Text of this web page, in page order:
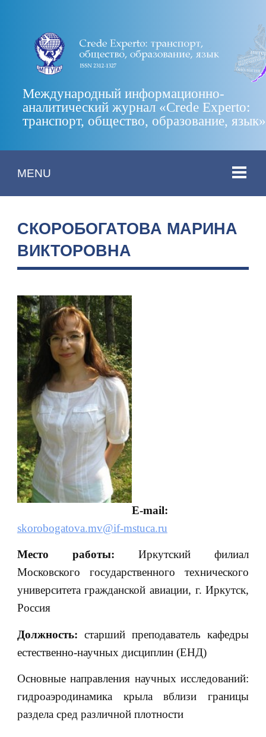
Международный информационно-
аналитический журнал «Crede Experto:
транспорт, общество, образование, язык»
MENU
СКОРОБОГАТОВА МАРИНА
ВИКТОРОВНА
E-mail:
skorobogatova.mv@if-mstuca.ru
Место работы:Иркутский филиал
Московского государственного технического
университета гражданской авиации, г. Иркутск,
Россия
Должность: старший преподаватель кафедры
естественно-научных дисциплин (ЕНД)
Основные направления научных исследований:
гидроаэродинамика крыла вблизи границы
раздела сред различной плотности